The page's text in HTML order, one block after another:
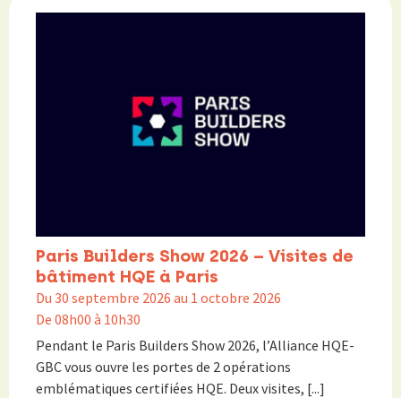
Paris Builders Show 2026 – Visites de
bâtiment HQE à Paris
Du 30 septembre 2026 au 1 octobre 2026
De 08h00 à 10h30
Pendant le Paris Builders Show 2026, l’Alliance HQE-
GBC vous ouvre les portes de 2 opérations
emblématiques certifiées HQE. Deux visites, [...]